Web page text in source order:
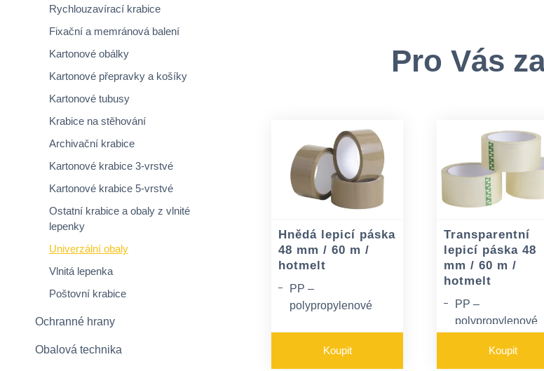
Rychlouzavírací krabice
Fixační a memránová balení
Kartonové obálky
Kartonové přepravky a košíky
Kartonové tubusy
Krabice na stěhování
Archivační krabice
Kartonové krabice 3-vrstvé
Kartonové krabice 5-vrstvé
Ostatní krabice a obaly z vlnité
lepenky
Univerzální obaly
Vlnitá lepenka
Poštovní krabice
Ochranné hrany
Obalová technika
Pro Vás
Hnědá lepicí páska
48 mm / 60 m /
hotmelt
PP –
polypropylenové
Koupit
Transparentní
lepicí páska 48
mm / 60 m /
hotmelt
PP –
polypropylenové
Aplikační teplota 0-
Koupit